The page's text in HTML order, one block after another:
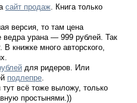
сайт продаж. Книга только
версия, то там цена
ведра урана — 999 рублей. Так
В книжке много авторского,
для ридеров. Или
подлепре.
всё тоже выложу, только
простынями.))